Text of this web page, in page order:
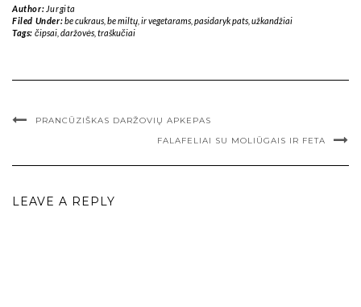
Author: Jurgita
Filed Under:be cukraus, be miltų, ir vegetarams, pasidaryk pats, užkandžiai
Tags: čipsai, daržovės, traškučiai
PRANCŪZIŠKAS DARŽOVIŲ APKEPAS
FALAFELIAI SU MOLIŪGAIS IR FETA
LEAVE A REPLY